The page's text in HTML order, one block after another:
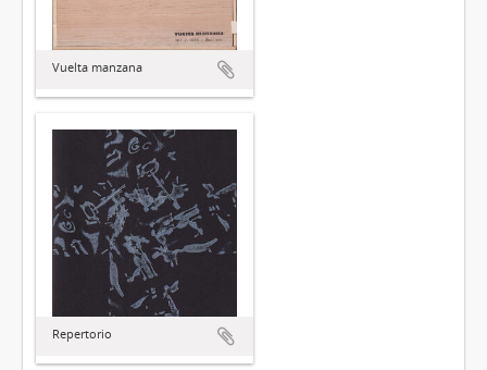
Vuelta manzana
Repertorio